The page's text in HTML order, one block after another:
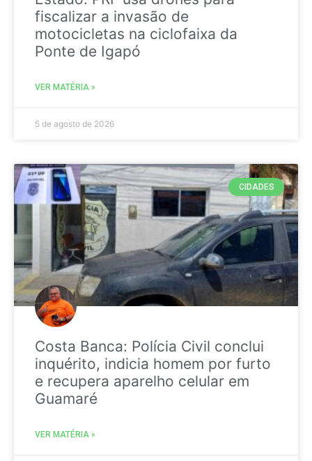
fiscalizar a invasão de
motocicletas na ciclofaixa da
Ponte de Igapó
VER MATÉRIA »
5 de agosto de 2026
CIDADES
Costa Banca: Polícia Civil conclui
inquérito, indicia homem por furto
e recupera aparelho celular em
Guamaré
VER MATÉRIA »